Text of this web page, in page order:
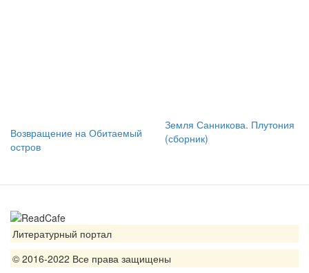
Возвращение на Обитаемый
остров
Земля Санникова. Плутония
(сборник)
Литературный портал
© 2016-2022 Все права защищены